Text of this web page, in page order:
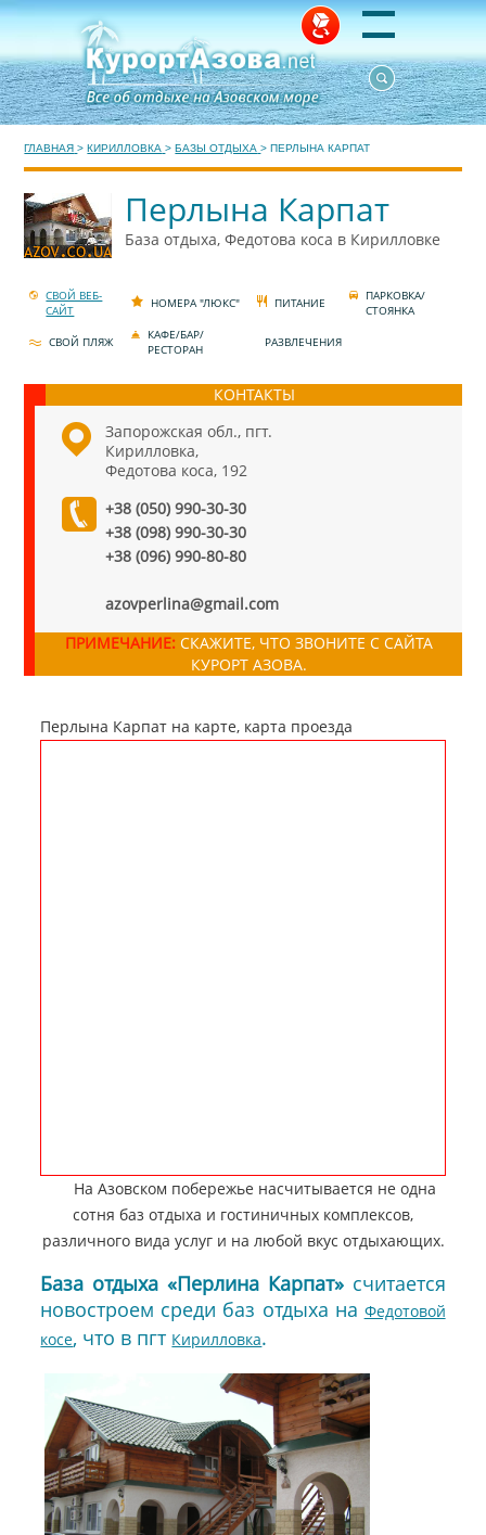
ГЛАВНАЯ >КИРИЛЛОВКА >БАЗЫ ОТДЫХА >ПЕРЛЫНА КАРПАТ
Перлына Карпат
База отдыха, Федотова коса в Кирилловке
СВОЙ ВЕБ-
САЙТ
НОМЕРА "ЛЮКС" ПИТАНИЕ
ПАРКОВКА/
СТОЯНКА
СВОЙ ПЛЯЖ
КАФЕ/БАР/
РЕСТОРАН
РАЗВЛЕЧЕНИЯ
КОНТАКТЫ
Запорожская обл., пгт.
Кирилловка,
Федотова коса, 192
+38 (050) 990-30-30
+38 (098) 990-30-30
+38 (096) 990-80-80
azovperlina@gmail.com
ПРИМЕЧАНИЕ:СКАЖИТЕ, ЧТО ЗВОНИТЕ С САЙТА
КУРОРТ АЗОВА.
Перлына Карпат на карте, карта проезда
На Азовском побережье насчитывается не одна
сотня баз отдыха и гостиничных комплексов,
различного вида услуг и на любой вкус отдыхающих.
База отдыха «Перлина Карпат»считается
новостроем среди баз отдыха на Федотовой
косе, что в пгт Кирилловка.